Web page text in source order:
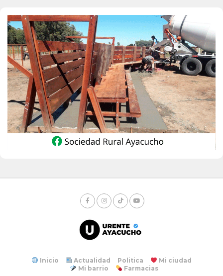
Inicio Actualidad Politica
Mi ciudad
Mi barrio
Farmacias